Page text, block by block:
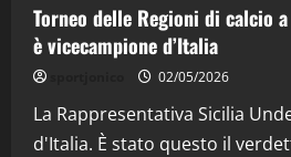
"SportEmpire" in
“SportEmpire”
08/04/2026
Torneo delle Regioni di calcio
è vicecampione d’Italia
02/05/2026
La Rappresentativa Sicilia
d'Italia. È stato questo il